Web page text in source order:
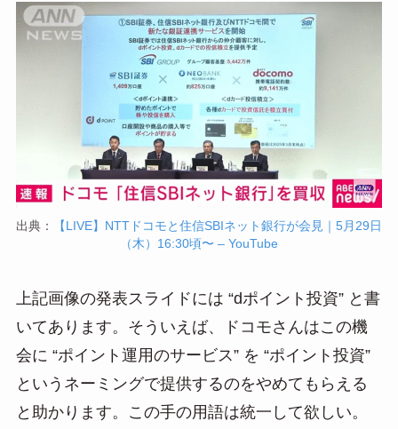
出典：
【LIVE】NTTドコモと住信SBIネット銀行が会見｜5月29日
（木）16:30頃〜 – YouTube
上記画像の発表スライドには “dポイント投資” と書
いてあります。そういえば、ドコモさんはこの機
会に “ポイント運用のサービス” を “ポイント投資”
というネーミングで提供するのをやめてもらえる
と助かります。この手の用語は統一して欲しい。